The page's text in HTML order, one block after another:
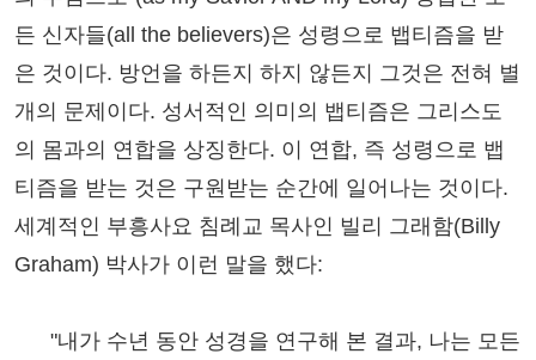
든 신자들(all the believers)은 성령으로 뱁티즘을 받
은 것이다. 방언을 하든지 하지 않든지 그것은 전혀 별
개의 문제이다. 성서적인 의미의 뱁티즘은 그리스도
의 몸과의 연합을 상징한다. 이 연합, 즉 성령으로 뱁
티즘을 받는 것은 구원받는 순간에 일어나는 것이다.
세계적인 부흥사요 침례교 목사인 빌리 그래함(Billy
Graham) 박사가 이런 말을 했다:
"내가 수년 동안 성경을 연구해 본 결과, 나는 모든